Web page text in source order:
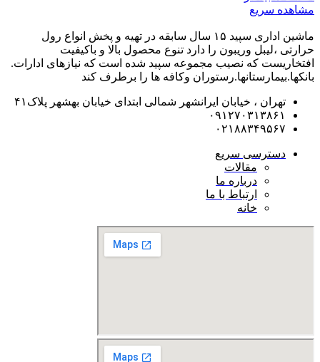
مشاهده سریع
ماشین اداری سپید ۱۵ سال سابقه در تهیه و پخش انواع رول
حرارتی ،لیبل وریبون را دارد تنوع محصول بالا و باکیفیت
افتخاریست که نصیب مجموعه سپید شده است که نیازهای ادارات.
بانکها.بیمارستانها.رستوران و‌کافه ها را برطرف کند
تهران ، خیابان ایرانشهر شمالی ابتدای خیابان بهشهر پلاک۴۱
۰۹۱۲۷۰۳۱۳۸۶۱
۰۲۱۸۸۳۴۹۵۶۷
دسترسی سریع
مقالات
درباره ما
ارتباط با ما
خانه